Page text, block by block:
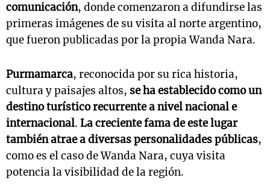
comunicación, donde comenzaron a difundirse las
primeras imágenes de su visita al norte argentino,
que fueron publicadas por la propia Wanda Nara.
Purmamarca, reconocida por su rica historia,
cultura y paisajes altos, se ha establecido como un
destino turístico recurrente a nivel nacional e
internacional. La creciente fama de este lugar
también atrae a diversas personalidades públicas,
como es el caso de Wanda Nara, cuya visita
potencia la visibilidad de la región.